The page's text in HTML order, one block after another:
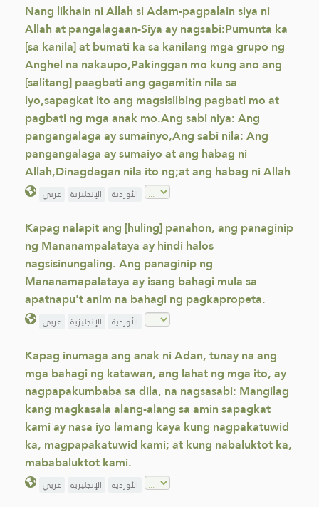
Nang likhain ni Allah si Adam-pagpalain siya ni
Allah at pangalagaan-Siya ay nagsabi:Pumunta ka
[sa kanila] at bumati ka sa kanilang mga grupo ng
Anghel na nakaupo,Pakinggan mo kung ano ang
[salitang] paagbati ang gagamitin nila sa
iyo,sapagkat ito ang magsisilbing pagbati mo at
pagbati ng mga anak mo.Ang sabi niya: Ang
pangangalaga ay sumainyo,Ang sabi nila: Ang
pangangalaga ay sumaiyo at ang habag ni
Allah,Dinagdagan nila ito ng;at ang habag ni Allah
عربي الإنجليزية الأوردية
Kapag nalapit ang [huling] panahon, ang panaginip
ng Mananampalataya ay hindi halos
nagsisinungaling. Ang panaginip ng
Mananamapalataya ay isang bahagi mula sa
apatnapu't anim na bahagi ng pagkapropeta.
عربي الإنجليزية الأوردية
Kapag inumaga ang anak ni Adan, tunay na ang
mga bahagi ng katawan, ang lahat ng mga ito, ay
nagpapakumbaba sa dila, na nagsasabi: Mangilag
kang magkasala alang-alang sa amin sapagkat
kami ay nasa iyo lamang kaya kung nagpakatuwid
ka, magpapakatuwid kami; at kung nabaluktot ka,
mababaluktot kami.
عربي الإنجليزية الأوردية